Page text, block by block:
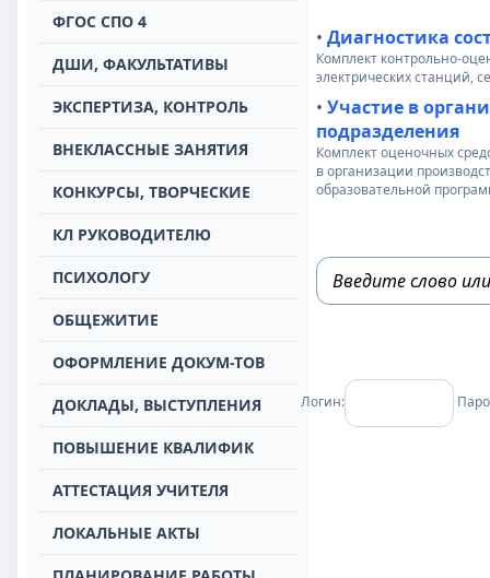
ФГОС СПО 4
ДШИ, ФАКУЛЬТАТИВЫ
ЭКСПЕРТИЗА, КОНТРОЛЬ
ВНЕКЛАССНЫЕ ЗАНЯТИЯ
КОНКУРСЫ, ТВОРЧЕСКИЕ
КЛ РУКОВОДИТЕЛЮ
ПСИХОЛОГУ
ОБЩЕЖИТИЕ
ОФОРМЛЕНИЕ ДОКУМ-ТОВ
ДОКЛАДЫ, ВЫСТУПЛЕНИЯ
ПОВЫШЕНИЕ КВАЛИФИК
АТТЕСТАЦИЯ УЧИТЕЛЯ
ЛОКАЛЬНЫЕ АКТЫ
• Диагностика
Комплект контрольно-
электрических станций,
• Участие в
подразделения
Комплект оценочных
в организации
образовательной
Логин: